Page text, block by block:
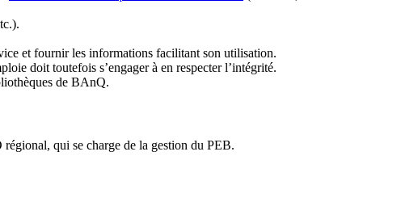
et fournir les informations facilitant son utilisation.
doit toutefois s’engager à en respecter l’intégrité.
de BAnQ.
qui se charge de la gestion du PEB.